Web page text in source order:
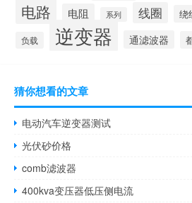
电路 电阻 系列 线圈 绕
负载 逆变器 通滤波器
猜你想看的文章
电动汽车逆变器测试
光伏砂价格
comb滤波器
400kva变压器低压侧电流